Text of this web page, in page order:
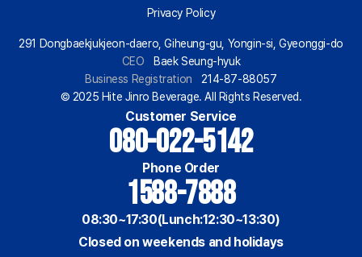
Privacy Policy
291 Dongbaekjukjeon-daero, Giheung-gu, Yongin-si, Gyeonggi-do
CEO
Baek Seung-hyuk
Business Registration
214-87-88057
© 2025 Hite Jinro Beverage. All Rights Reserved.
Customer Service
080-022-5142
Phone Order
1588-7888
08:30~17:30(Lunch:12:30~13:30)
Closed on weekends and holidays